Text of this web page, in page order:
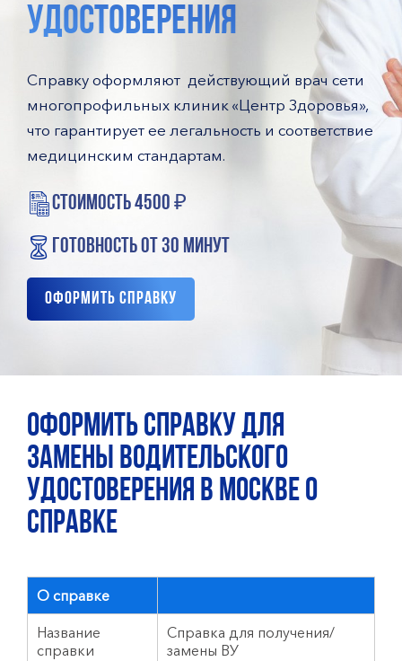
УДОСТОВЕРЕНИЯ
Справку оформляют действующий врач сети
многопрофильных клиник «Центр Здоровья»,
что гарантирует ее легальность и соответствие
медицинским стандартам.
стоимость 4500 ₽
готовность от 30 минут
Оформить справку
ОФОРМИТЬ СПРАВКУ ДЛЯ
ЗАМЕНЫ ВОДИТЕЛЬСКОГО
УДОСТОВЕРЕНИЯ В МОСКВЕ О
справке
О справке
Название
справки
Справка для получения/
замены ВУ